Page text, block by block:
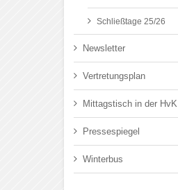
Schließtage 25/26
Newsletter
Vertretungsplan
Mittagstisch in der HvK
Pressespiegel
Winterbus